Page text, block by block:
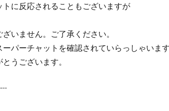
に反応されることもございますが
いません。ご了承ください。
パーチャットを確認されていらっしゃいます
うございます。